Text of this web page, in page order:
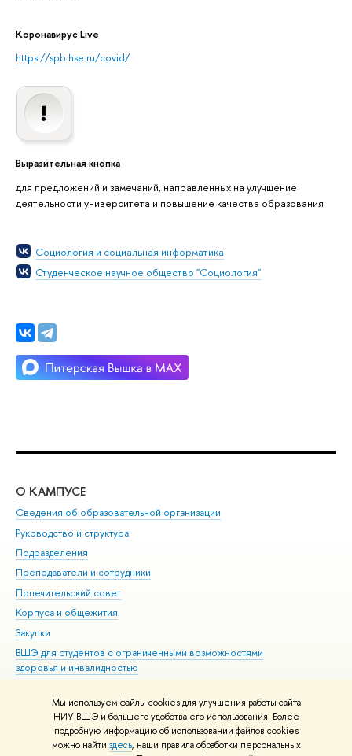
Мы используем файлы cookies для улучшения работы сайта
НИУ ВШЭ и большего удобства его использования. Более
подробную информацию об использовании файлов cookies
можно найти здесь, наши правила обработки персональных
Коронавирус Live
https://spb.hse.ru/covid/
Выразительная кнопка
для предложений и замечаний, направленных на улучшение
деятельности университета и повышение качества образования
Социология и социальная информатика
Студенческое научное общество "Социология"
О КАМПУСЕ
Сведения об образовательной организации
Руководство и структура
Подразделения
Преподаватели и сотрудники
Попечительский совет
Корпуса и общежития
Закупки
ВШЭ для студентов с ограниченными возможностями
здоровья и инвалидностью
Единая платежная страница